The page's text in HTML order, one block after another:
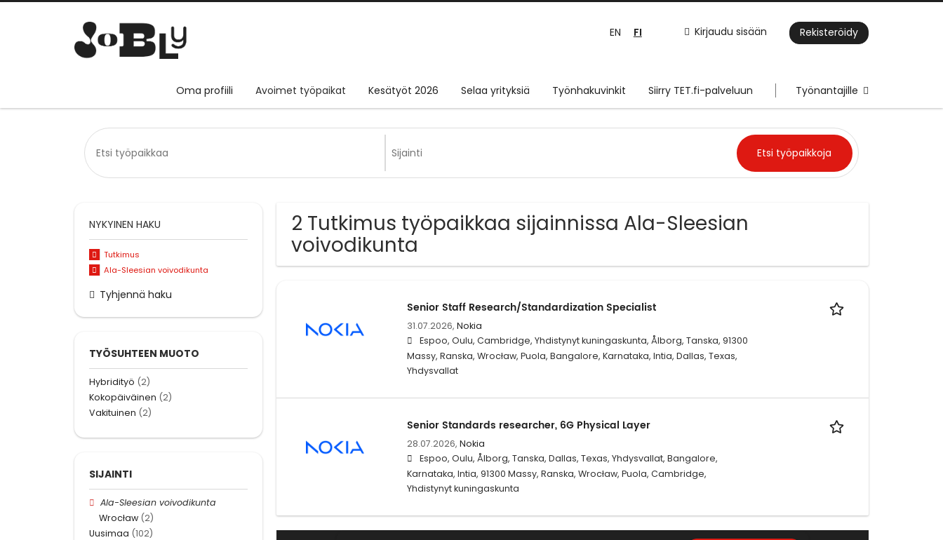
Kirjaudu sisään Rekisteröidy
EN FI
Oma profiili Avoimet työpaikat Kesätyöt 2026 Selaa yrityksiä Työnhakuvinkit Siirry TET.fi-palveluun Työnantajille
2 Tutkimus työpaikkaa sijainnissa Ala-Sleesian
voivodikunta
Senior Staff Research/Standardization Specialist
31.07.2026, Nokia
Espoo, Oulu, Cambridge, Yhdistynyt kuningaskunta, Ålborg, Tanska, 91300
Massy, Ranska, Wrocław, Puola, Bangalore, Karnataka, Intia, Dallas, Texas,
Yhdysvallat
Senior Standards researcher, 6G Physical Layer
28.07.2026, Nokia
Espoo, Oulu, Ålborg, Tanska, Dallas, Texas, Yhdysvallat, Bangalore,
Karnataka, Intia, 91300 Massy, Ranska, Wrocław, Puola, Cambridge,
Yhdistynyt kuningaskunta
NYKYINEN HAKU
Tutkimus
Ala-Sleesian voivodikunta
Tyhjennä haku
TYÖSUHTEEN MUOTO
Hybridityö (2)
Kokopäiväinen (2)
Vakituinen (2)
SIJAINTI
Ala-Sleesian voivodikunta
Wrocław (2)
Uusimaa (102)